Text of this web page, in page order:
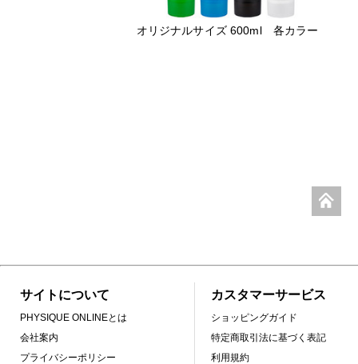
オリジナルサイズ 600ml 各カラー
サイトについて
PHYSIQUE ONLINEとは
会社案内
プライバシーポリシー
カスタマーサービス
ショッピングガイド
特定商取引法に基づく表記
利用規約